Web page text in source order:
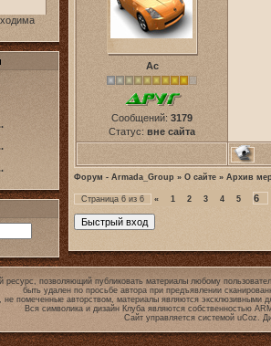
Ас
Сообщений: 3179
Статус: вне сайта
Форум - Armada_Group » О сайте » Архив
Страница 6 из 6 « 1 2 3 4 5 6
ресурс, позволяющий публиковать материалы любому
быть удален по просьбе автора при предъявлении
не помеченные авторством, материалы являются эксклюзивными
Вся символика и дизайн Клуба являются собственностью
Сайт управляется системой uCoz.